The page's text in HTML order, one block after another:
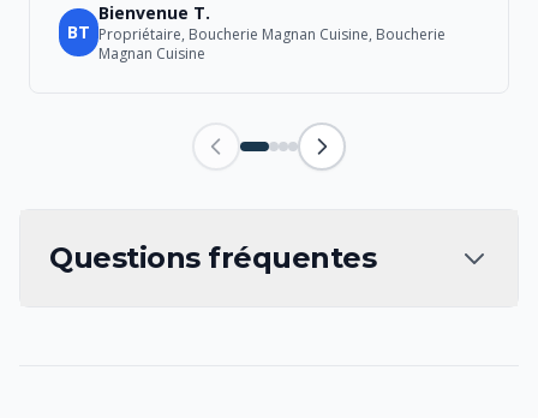
BT
Bienvenue T.
Propriétaire, Boucherie Magnan Cuisine, Boucherie
Magnan Cuisine
Questions fréquentes